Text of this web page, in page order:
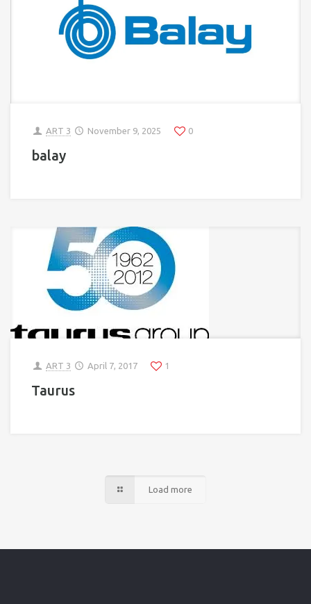
ART 3 November 9, 2025 0
balay
ART 3 April 7, 2017 1
Taurus
Load more